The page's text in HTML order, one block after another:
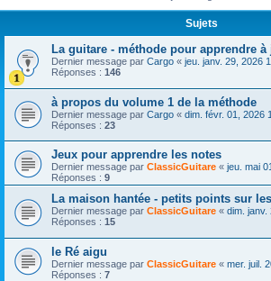
Sujets
La guitare - méthode pour apprendre
Dernier message par Cargo « jeu. janv. 29, 2026
Réponses : 146
à propos du volume 1 de la méthode
Dernier message par Cargo « dim. févr. 01, 2026
Réponses : 23
Jeux pour apprendre les notes
Dernier message par ClassicGuitare « jeu. mai
Réponses : 9
La maison hantée - petits points sur
Dernier message par ClassicGuitare « dim. janv.
Réponses : 15
le Ré aigu
Dernier message par ClassicGuitare « mer. juil.
Réponses : 7